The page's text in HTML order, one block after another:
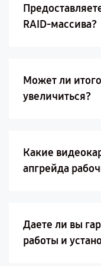
RAID-массива?
Может ли
увеличиться?
Какие
апгрейда
Даете ли вы
работы и